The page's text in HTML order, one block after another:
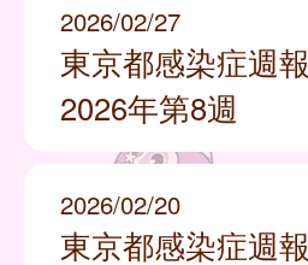
2026/02/27
東京都感染症週報
2026年第8週
2026/02/20
東京都感染症週報